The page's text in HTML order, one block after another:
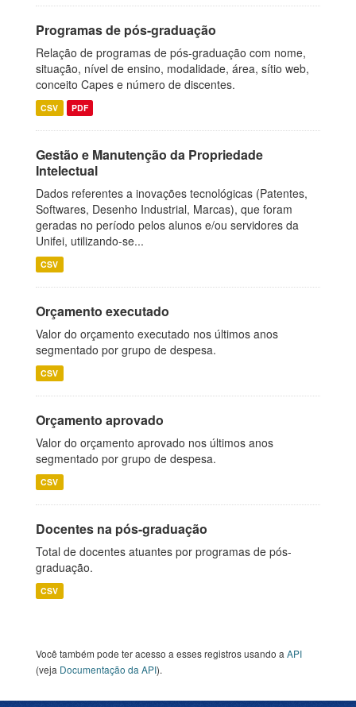
Programas de pós-graduação
Relação de programas de pós-graduação com nome,
situação, nível de ensino, modalidade, área, sítio web,
conceito Capes e número de discentes.
CSV PDF
Gestão e Manutenção da Propriedade
Intelectual
Dados referentes a inovações tecnológicas (Patentes,
Softwares, Desenho Industrial, Marcas), que foram
geradas no período pelos alunos e/ou servidores da
Unifei, utilizando-se...
CSV
Orçamento executado
Valor do orçamento executado nos últimos anos
segmentado por grupo de despesa.
CSV
Orçamento aprovado
Valor do orçamento aprovado nos últimos anos
segmentado por grupo de despesa.
CSV
Docentes na pós-graduação
Total de docentes atuantes por programas de pós-
graduação.
CSV
Você também pode ter acesso a esses registros usando a API
(veja Documentação da API).